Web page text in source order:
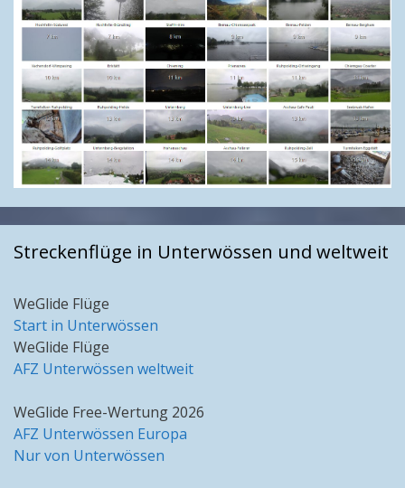
Streckenflüge in Unterwössen und weltweit
WeGlide Flüge
Start in Unterwössen
WeGlide Flüge
AFZ Unterwössen weltweit
WeGlide Free-Wertung 2026
AFZ Unterwössen Europa
Nur von Unterwössen